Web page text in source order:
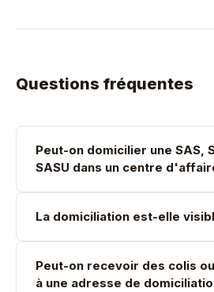
Questions fréquentes
Peut-on domicilier une SAS,
SASU dans un centre
La domiciliation est-elle
Peut-on recevoir des colis
à une adresse de